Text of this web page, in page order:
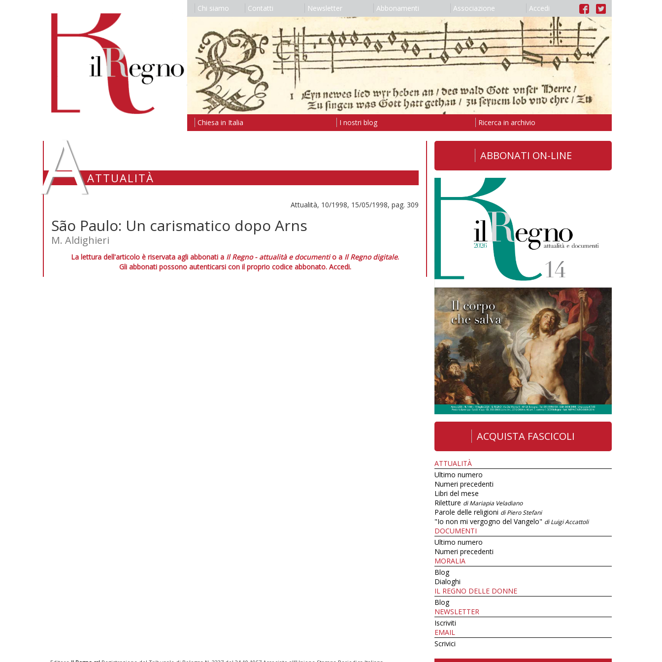
Chi siamo Contatti Newsletter Abbonamenti Associazione Accedi
Chiesa in Italia I nostri blog Ricerca in archivio
AATTUALITÀ
Attualità, 10/1998, 15/05/1998, pag. 309
São Paulo: Un carismatico dopo Arns
M. Aldighieri
La lettura dell'articolo è riservata agli abbonati a Il Regno - attualità e documentio a Il Regno digitale.
Gli abbonati possono autenticarsi con il proprio codice abbonato. Accedi.
ABBONATI ON-LINE
ACQUISTA FASCICOLI
ATTUALITÀ
Ultimo numero
Numeri precedenti
Libri del mese
Riletture di Mariapia Veladiano
Parole delle religioni di Piero Stefani
"Io non mi vergogno del Vangelo" di Luigi Accattoli
DOCUMENTI
Ultimo numero
Numeri precedenti
MORALIA
Blog
Dialoghi
IL REGNO DELLE DONNE
Blog
NEWSLETTER
Iscriviti
EMAIL
Scrivici